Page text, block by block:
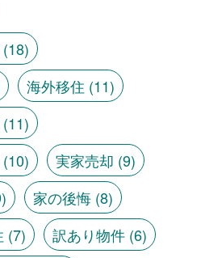
海外移住 (11)
(11)
(10) 実家売却 (9)
家の後悔(8)
(7) 訳あり物件(6)